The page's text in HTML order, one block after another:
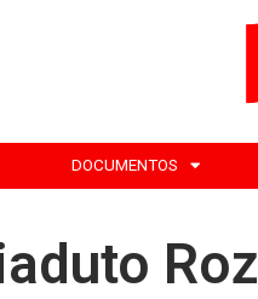
DOCUMENTOS